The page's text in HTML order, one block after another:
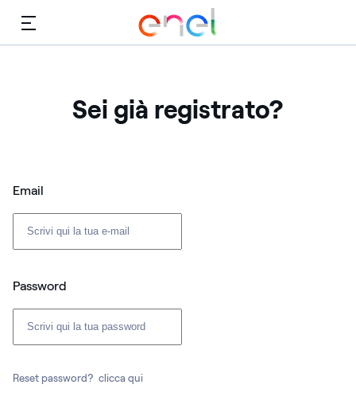
Menù
Sei già registrato?
Login: user e password
Email
Password
Reset password? clicca qui